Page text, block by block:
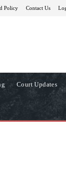
Policy Contact Us
Court Updates